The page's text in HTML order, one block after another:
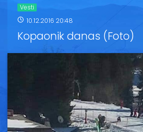
Kop Info
Ski renta
Vesti
Oglasi
Vesti
10.12.2016 20:48
Kopaonik danas (Foto)